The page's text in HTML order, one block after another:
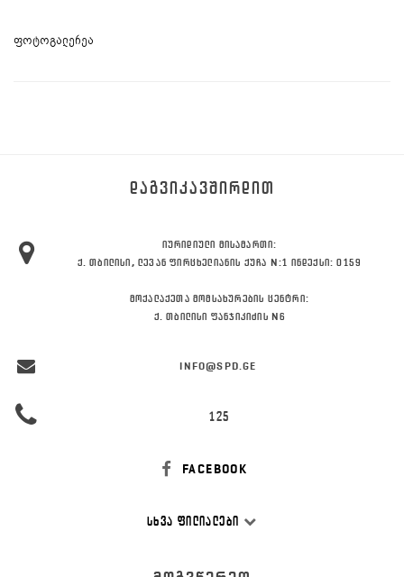
ფოტოგალერეა
ᲓᲐᲒᲕᲘᲙᲐᲕᲨᲘᲠᲓᲘᲗ
ᲘᲣᲠᲘᲓᲘᲣᲚᲘ ᲛᲘᲡᲐᲛᲐᲠᲗᲘ:
Ქ. ᲗᲑᲘᲚᲘᲡᲘ, ᲚᲔᲕᲐᲜ ᲤᲘᲠᲪᲮᲔᲚᲘᲐᲜᲘᲡ ᲥᲣᲩᲐ N:1 ᲘᲜᲓᲔᲥᲡᲘ: 0159
ᲛᲝᲥᲐᲚᲐᲥᲔᲗᲐ ᲛᲝᲛᲡᲐᲮᲣᲠᲔᲑᲘᲡ ᲪᲔᲜᲢᲠᲘ:
Ქ. ᲗᲑᲘᲚᲘᲡᲘ ᲤᲐᲜᲯᲘᲙᲘᲫᲘᲡ N6
INFO@SPD.GE
125
FACEBOOK
ᲡᲮᲕᲐ ᲤᲘᲚᲘᲐᲚᲔᲑᲘ